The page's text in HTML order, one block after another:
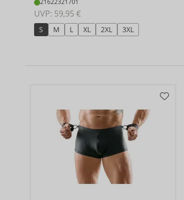
21622321701
UVP: 59,95 €
S M L XL 2XL 3XL